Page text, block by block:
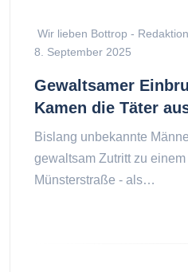
Wir lieben Bottrop - Redaktion
8. September 2025
Gewaltsamer
Kamen die Täter
Bislang unbekannte
gewaltsam Zutritt zu
Münsterstraße - als…